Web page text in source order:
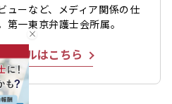
ューなど、メディア関係の仕
第一東京弁護士会所属。
ールはこちら